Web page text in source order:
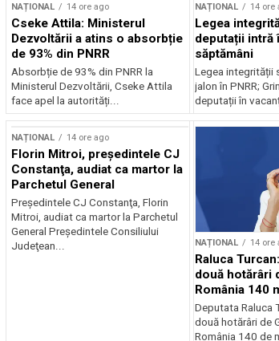
NAȚIONAL 14 ore ago
Cseke Attila: Ministerul
Dezvoltării a atins o absorbție
de 93% din PNRR
Absorbție de 93% din PNRR la
Ministerul Dezvoltării, Cseke Attila
face apel la autorități...
NAȚIONAL 14 ore
Legea
deputații intră
săptămâni
Legea integrității
jalon în PNRR;
deputații în
NAȚIONAL 14 ore ago
Florin Mitroi, preşedintele CJ
Constanţa, audiat ca martor la
Parchetul General
Preşedintele CJ Constanţa, Florin
Mitroi, audiat ca martor la Parchetul
General Preşedintele Consiliului
Judeţean...
NAȚIONAL 14 ore
Raluca
două hotărâri
România 140
Deputata Raluca
două hotărâri de
România 140 de